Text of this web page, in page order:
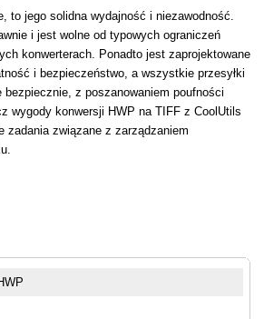
to jego solidna wydajność i niezawodność.
i jest wolne od typowych ograniczeń
konwerterach. Ponadto jest zaprojektowane
i bezpieczeństwo, a wszystkie przesyłki
bezpiecznie, z poszanowaniem poufności
wygody konwersji HWP na TIFF z CoolUtils
zadania związane z zarządzaniem